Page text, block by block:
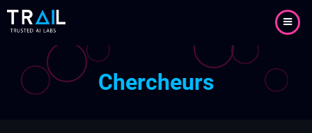
Aller
au
Chercheurs